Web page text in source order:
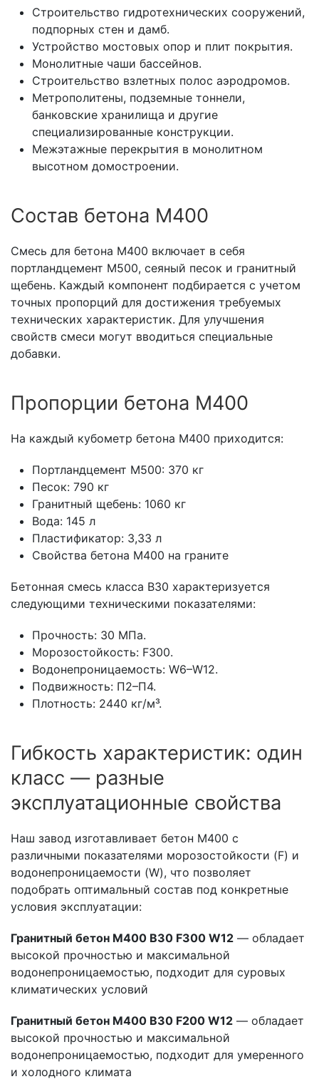
Строительство гидротехнических сооружений,
подпорных стен и дамб.
Устройство мостовых опор и плит покрытия.
Монолитные чаши бассейнов.
Строительство взлетных полос аэродромов.
Метрополитены, подземные тоннели,
банковские хранилища и другие
специализированные конструкции.
Межэтажные перекрытия в монолитном
высотном домостроении.
Состав бетона М400
Смесь для бетона М400 включает в себя
портландцемент М500, сеяный песок и гранитный
щебень. Каждый компонент подбирается с учетом
точных пропорций для достижения требуемых
технических характеристик. Для улучшения
свойств смеси могут вводиться специальные
добавки.
Пропорции бетона М400
На каждый кубометр бетона М400 приходится:
Портландцемент М500: 370 кг
Песок: 790 кг
Гранитный щебень: 1060 кг
Вода: 145 л
Пластификатор: 3,33 л
Свойства бетона М400 на граните
Бетонная смесь класса B30 характеризуется
следующими техническими показателями:
Прочность: 30 МПа.
Морозостойкость: F300.
Водонепроницаемость: W6–W12.
Подвижность: П2–П4.
Плотность: 2440 кг/м³.
Гибкость характеристик: один
класс — разные
эксплуатационные свойства
Наш завод изготавливает бетон М400 с
различными показателями морозостойкости (F) и
водонепроницаемости (W), что позволяет
подобрать оптимальный состав под конкретные
условия эксплуатации:
Гранитный бетон М400 B30 F300 W12 — обладает
высокой прочностью и максимальной
водонепроницаемостью, подходит для суровых
климатических условий
Гранитный бетон М400 B30 F200 W12 — обладает
высокой прочностью и максимальной
водонепроницаемостью, подходит для умеренного
и холодного климата